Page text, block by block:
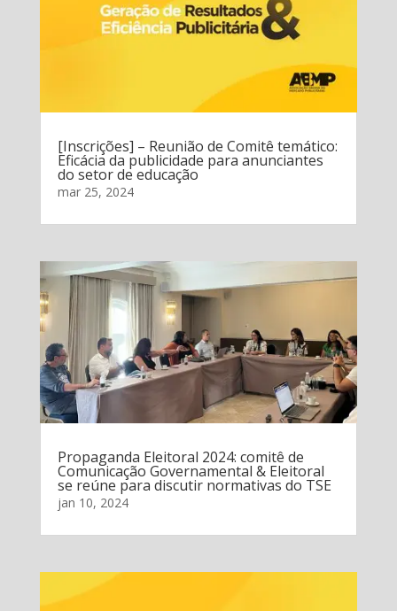
[Inscrições] – Reunião de Comitê temático:
Eficácia da publicidade para anunciantes
do setor de educação
mar 25, 2024
Propaganda Eleitoral 2024: comitê de
Comunicação Governamental & Eleitoral
se reúne para discutir normativas do TSE
jan 10, 2024